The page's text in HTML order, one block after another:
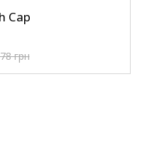
Cap
грн